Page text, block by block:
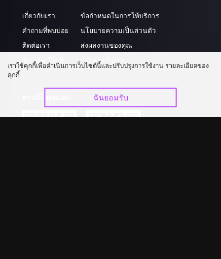
เกี่ยวกับเรา
คำถามที่พบบ่อย
ติดต่อเรา
อัปเกรด วีไอพี
ข้อกำหนดในการให้บริการ
นโยบายความเป็นส่วนตัว
ส่งผลงานของคุณ
ร่วมงานกับเรา
เราใช้คุกกี้เพื่อดำเนินการเว็บไซต์นี้และปรับปรุงการใช้งาน รายละเอียดของ
คุกกี้
ฉันยอมรับ